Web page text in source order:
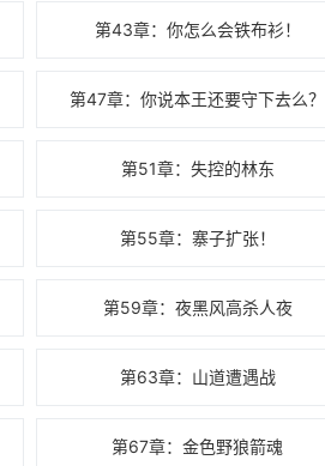
第43章：你怎么会铁布衫！
第47章：你说本王还要守下去么？
第51章：失控的林东
第55章：寨子扩张！
第59章：夜黑风高杀人夜
第63章：山道遭遇战
第67章：金色野狼箭魂